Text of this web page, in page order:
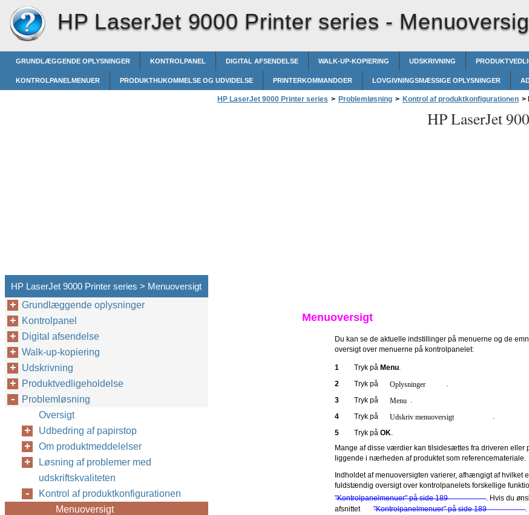
HP LaserJet 9000 Printer series -
GRUNDLÆGGENDE OPLYSNINGER KONTROLPANEL DIGITAL AFSENDELSE WALK-UP-KOPIERING UDSKRIVNING
KONTROLPANELMENUER PRODUKTHUKOMMELSE OG UDVIDELSE PRINTERKOMMANDOER LOVGIVNINGSMÆSSIGE OPLYSNINGER
HP LaserJet 9000 Printer series > Problemløsning > Kontrol af produktkonfigurationen >
HP LaserJet
Menuoversigt
Du kan se de aktuelle indstillinger på menuerne og de
oversigt over menuerne på kontrolpanelet:
1 Tryk på Menu.
2
Tryk på Oplysninger
.
3
Tryk på Menu .
4
Tryk på Udskriv menuoversigt
.
5
Tryk på OK.
Mange af disse værdier kan tilsidesættes fra driveren
liggende i nærheden af produktet som referencemateriale.
Indholdet af menuoversigten varierer, afhængigt af hvilket
fuldstændig oversigt over kontrolpanelets forskellige
"Kontrolpanelmenuer" på side 189
. Hvis du
afsnittet
"Kontrolpanelmenuer" på side 189 .
HP LaserJet 9000 Printer series > Menuoversigt
Grundlæggende oplysninger
Kontrolpanel
Digital afsendelse
Walk-up-kopiering
Udskrivning
Produktvedligeholdelse
Problemløsning
Oversigt
Udbedring af papirstop
Om produktmeddelelser
Løsning af problemer med
udskriftskvaliteten
Kontrol af produktkonfigurationen
Menuoversigt